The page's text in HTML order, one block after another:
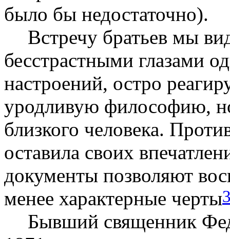
было бы недостаточно).
Встречу братьев мы
бесстрастными глазами
настроений, остро
уродливую философию,
близкого человека.
оставила своих
документы позволяют
менее характерные черты
Бывший священник